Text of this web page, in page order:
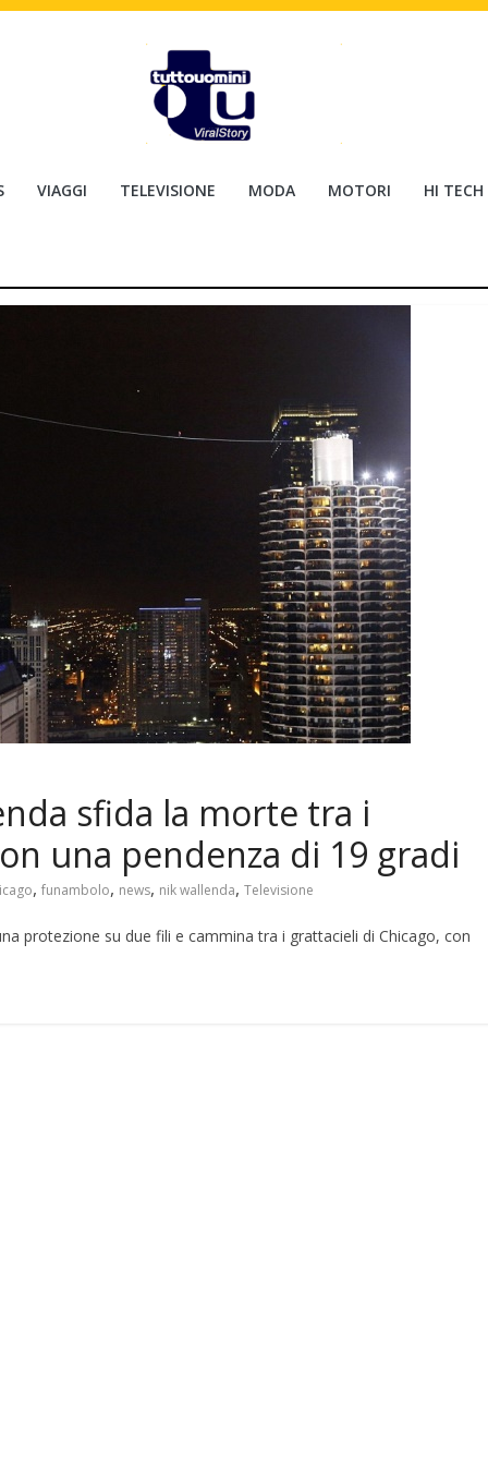
VIAGGI TELEVISIONE MODA MOTORI HI TECH
sfida la morte tra i
una pendenza di 19 gradi
, funambolo, news, nik wallenda, Televisione
protezione su due fili e cammina tra i grattacieli di Chicago, con